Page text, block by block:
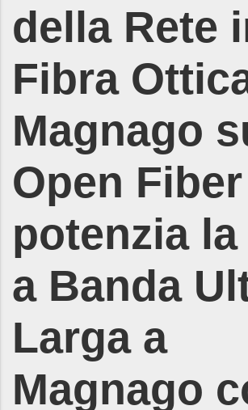
della Rete
Fibra
Magnago
Open Fiber
potenzia la
a Banda
Larga a
Magnago